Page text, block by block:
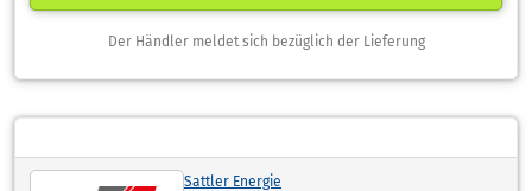
Der Händler meldet sich bezüglich der Lieferung
Sattler Energie